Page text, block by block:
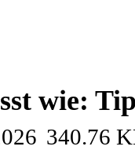
wie:
340.76